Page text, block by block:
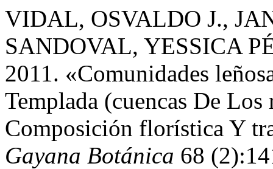
VIDAL, OSVALDO J.,
SANDOVAL, YESSICA
2011. «Comunidades
Templada (cuencas De
Composición florística Y
Gayana Botánica 68